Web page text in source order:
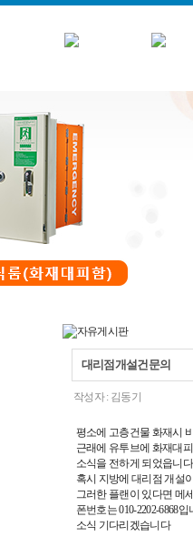
대리점개설건문의
작성자 : 김동기
평소에 고층건물 화재시
근래에 유투브에 화재대
소식을 전하게 되었읍니다
혹시 지방에 대리점 개설
그러한 플랜이 있다면 메
폰번호는 010-2202-6868입
소식 기다리겠습니다